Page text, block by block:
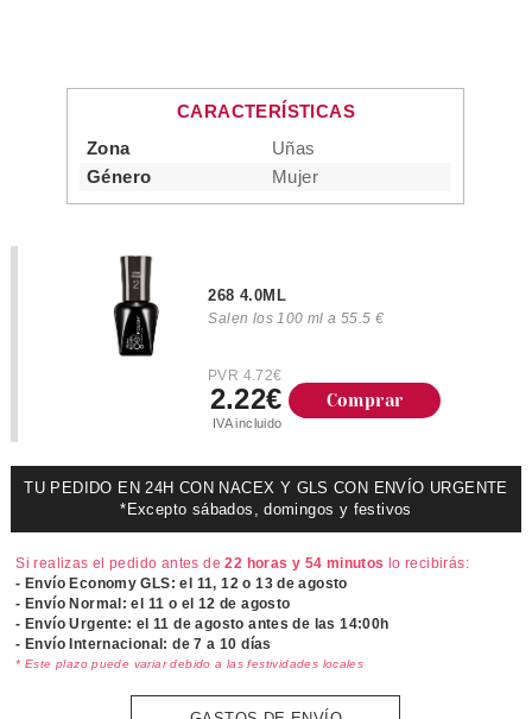
CARACTERÍSTICAS
Zona
Uñas
Género
Mujer
268 4.0ML
Salen los 100 ml a 55.5 €
PVR 4.72€
2.22€
IVA incluido
Comprar
TU PEDIDO EN 24H CON NACEX Y GLS CON ENVÍO URGENTE
*Excepto sábados, domingos y festivos
Si realizas el pedido antes de22 horas y 54 minutos lo recibirás:
- Envío Economy GLS: el 11, 12 o 13 de agosto
- Envío Normal: el 11 o el 12 de agosto
- Envío Urgente: el11 de agosto antes de las 14:00h
- Envío Internacional: de 7 a 10 días
* Este plazo puede variar debido a las festividades locales